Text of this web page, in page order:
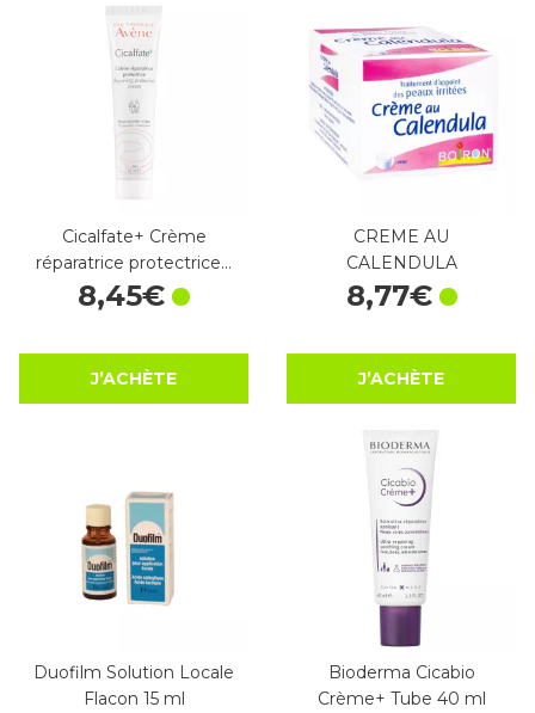
Cicalfate+ Crème
réparatrice protectrice…
8,45€
J’ACHÈTE
CREME AU
CALENDULA
8,77€
J’ACHÈTE
Duofilm Solution Locale
Flacon 15 ml
Bioderma Cicabio
Crème+ Tube 40 ml